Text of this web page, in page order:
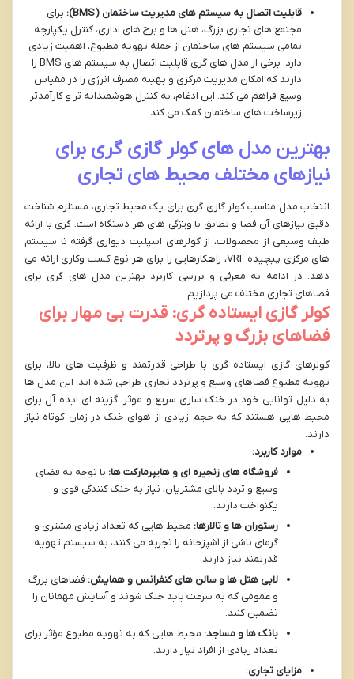
قابلیت اتصال به سیستم های مدیریت ساختمان (BMS):
برای
مجتمع های تجاری بزرگ، هتل ها و برج های اداری، کنترل یکپارچه
تمامی سیستم های ساختمان از جمله تهویه مطبوع، اهمیت زیادی
دارد. برخی از مدل های گری قابلیت اتصال به سیستم های BMS را
دارند که امکان مدیریت مرکزی و بهینه مصرف انرژی را در مقیاس
وسیع فراهم می کند. این ادغام، به کنترل هوشمندانه تر و کارآمدتر
زیرساخت های ساختمان کمک می کند.
بهترین مدل های کولر گازی گری برای
نیازهای مختلف محیط های تجاری
انتخاب مدل مناسب کولر گازی گری برای یک محیط تجاری، مستلزم شناخت
دقیق نیازهای آن فضا و تطابق با ویژگی های هر دستگاه است. گری با ارائه
طیف وسیعی از محصولات، از کولرهای اسپلیت دیواری گرفته تا سیستم
های مرکزی پیچیده VRF، راهکارهایی را برای هر نوع کسب وکاری ارائه می
دهد. در ادامه به معرفی و بررسی کاربرد بهترین مدل های گری برای
فضاهای تجاری مختلف می پردازیم.
کولر گازی ایستاده گری: قدرت بی مهار برای
فضاهای بزرگ و پرتردد
کولرهای گازی ایستاده گری با طراحی قدرتمند و ظرفیت های بالا، برای
تهویه مطبوع فضاهای وسیع و پرتردد تجاری طراحی شده اند. این مدل ها
به دلیل توانایی خود در خنک سازی سریع و موثر، گزینه ای ایده آل برای
محیط هایی هستند که به حجم زیادی از هوای خنک در زمان کوتاه نیاز
دارند.
موارد کاربرد:
فروشگاه های زنجیره ای و هایپرمارکت ها: با توجه به فضای
وسیع و تردد بالای مشتریان، نیاز به خنک کنندگی قوی و
یکنواخت دارند.
رستوران ها و تالارها: محیط هایی که تعداد زیادی مشتری و
گرمای ناشی از آشپزخانه را تجربه می کنند، به سیستم تهویه
قدرتمند نیاز دارند.
لابی هتل ها و سالن های کنفرانس و همایش: فضاهای بزرگ
و عمومی که به سرعت باید خنک شوند و آسایش مهمانان را
تضمین کنند.
بانک ها و مساجد: محیط هایی که به تهویه مطبوع مؤثر برای
تعداد زیادی از افراد نیاز دارند.
مزایای تجاری: